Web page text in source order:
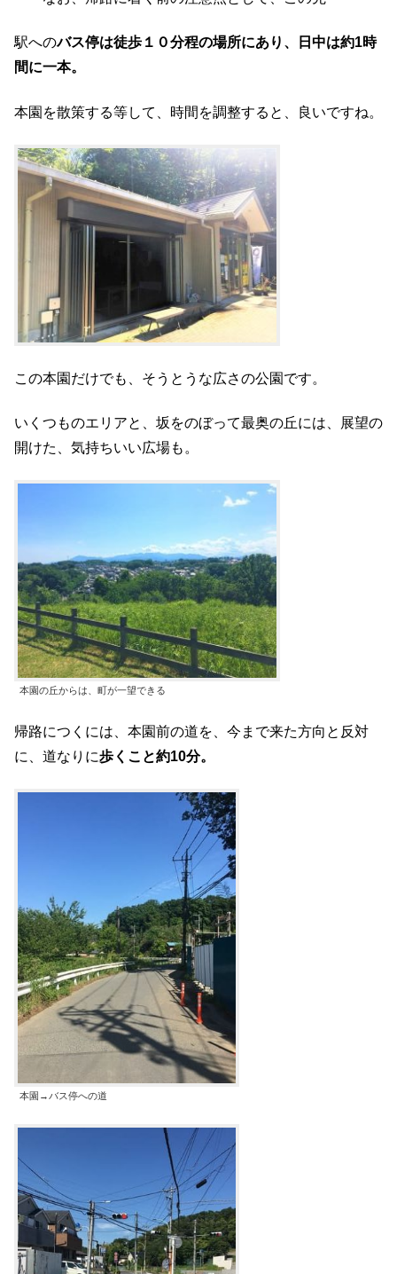
駅へのバス停は徒歩１０分程の場所にあり、日中は約1時
間に一本。
本園を散策する等して、時間を調整すると、良いですね。
この本園だけでも、そうとうな広さの公園です。
いくつものエリアと、坂をのぼって最奥の丘には、展望の
開けた、気持ちいい広場も。
本園の丘からは、町が一望できる
帰路につくには、本園前の道を、今まで来た方向と反対
に、道なりに歩くこと約10分。
本園→バス停への道